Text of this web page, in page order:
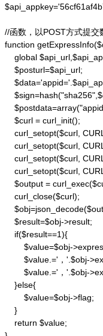
//函数，以POST方式提交
function
global
    $posturl=$api_url;
    $curl = curl_init();
curl_setopt($curl,
curl_setopt($curl,
curl_setopt($curl,
$output =
    curl_close($curl);
    $result=$obj->result;
    if($result==1){
$value=$obj-
$value.='，'.$obj-
$value.='，'.$obj-
    }else{
        $value=$obj->flag;
    }
    return $value;